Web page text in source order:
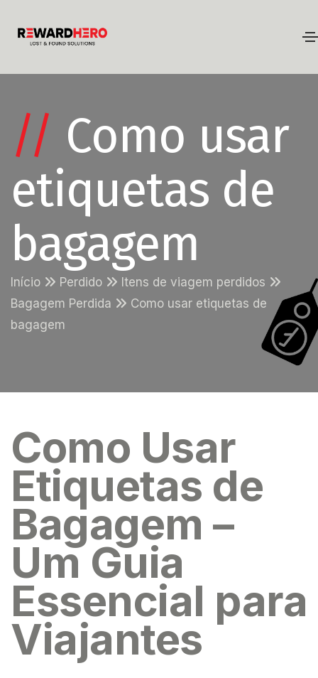
// Como usar
etiquetas de
bagagem
Início Perdido
Itens de viagem perdidos
Bagagem Perdida
Como usar etiquetas de
bagagem
Como Usar
Etiquetas de
Bagagem –
Um Guia
Essencial para
Viajantes